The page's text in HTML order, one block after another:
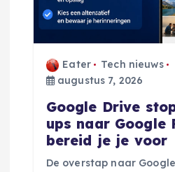
a
Eater
Tech nieuws
augustus 7, 2026
Google Drive
ups naar Google
bereid je je voor
De overstap naar Google